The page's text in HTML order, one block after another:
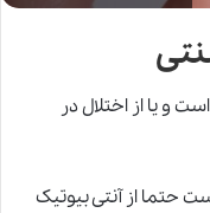
و یا از اختلال در
حتما از آنتی بیوتیک